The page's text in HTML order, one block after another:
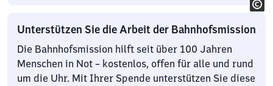
Unterstützen Sie die Arbeit der Bahnhofsmission
Die Bahnhofsmission hilft seit über 100 Jahren
Menschen in Not – kostenlos, offen für alle und rund
um die Uhr. Mit Ihrer Spende unterstützen Sie diese